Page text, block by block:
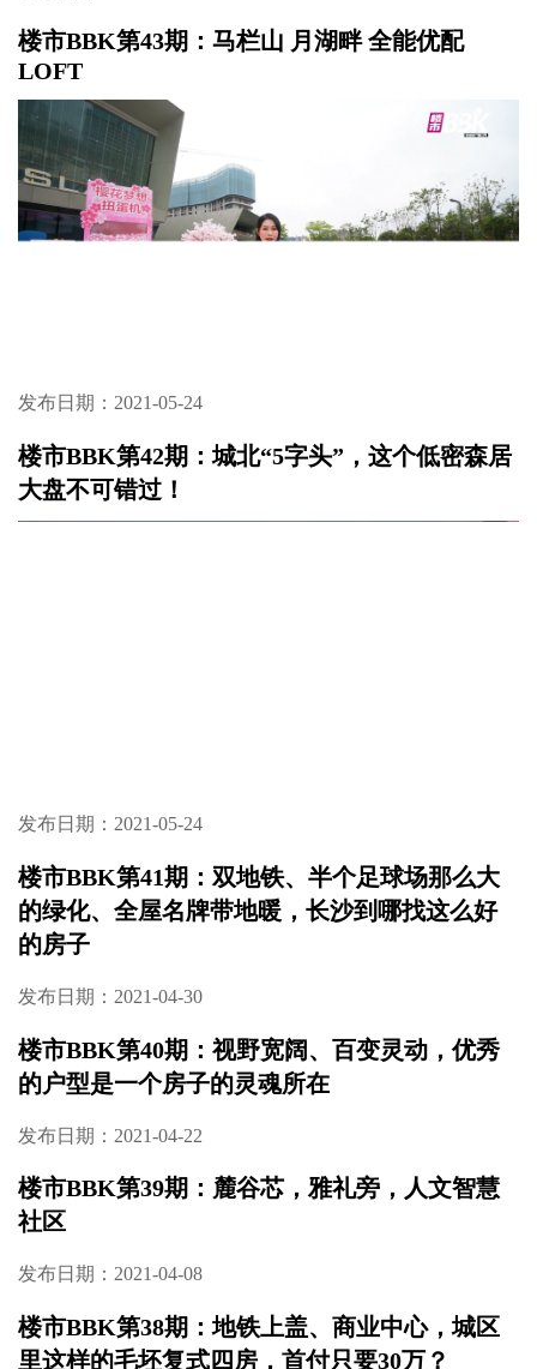
楼市BBK第43期：马栏山 月湖畔 全能优配
LOFT
发布日期：2021-05-24
楼市BBK第42期：城北“5字头”，这个低密森居
大盘不可错过！
发布日期：2021-05-24
楼市BBK第41期：双地铁、半个足球场那么大
的绿化、全屋名牌带地暖，长沙到哪找这么好
的房子
发布日期：2021-04-30
楼市BBK第40期：视野宽阔、百变灵动，优秀